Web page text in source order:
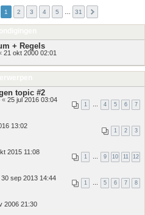
1 2 3 4 5 … 31
+ Regels
21 okt 2000 02:01
topic #2
« 25 jul 2016 03:04
1 … 4 5 6 7
13:02
1 2 3
2015 11:08
1 … 9 10 11 12
30 sep 2013 14:44
1 … 5 6 7 8
2006 21:30